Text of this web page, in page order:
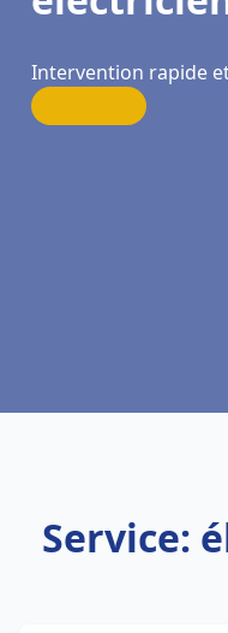
Intervention rapide
Service: